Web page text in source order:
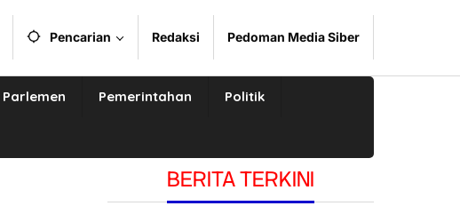
Pencarian Redaksi Pedoman Media Siber
Parlemen Pemerintahan Politik
BERITA TERKINI